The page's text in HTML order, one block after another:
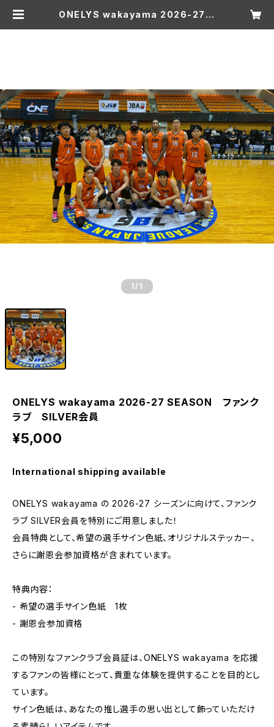
ONELYS wakayama 2026-27 S
1 /1
ONELYS wakayama 2026-27 SEASON ファンク
ラブ SILVER会員
¥5,000
International shipping available
ONELYS wakayama の 2026-27 シーズンに向けて、ファンク
ラブ SILVER会員を特別にご用意しました！
会員特典として、希望の選手サイン色紙、オリジナルステッカー、
さらに謝恩会参加資格が含まれています。
特典内容：
- 希望の選手サイン色紙 1枚
- 謝恩会参加資格
この特別なファンクラブ会員証は、ONELYS wakayama を応援
するファンの皆様にとって、貴重な体験を提供することを目的とし
ています。
サイン色紙は、あなたの推し選手の思い出として飾っていただけ